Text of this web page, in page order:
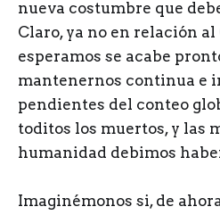
nueva costumbre que
Claro, ya no en relación al
esperamos se acabe
mantenernos continua e
pendientes del conteo
toditos los muertos, y las
humanidad debimos
Imaginémonos si, de